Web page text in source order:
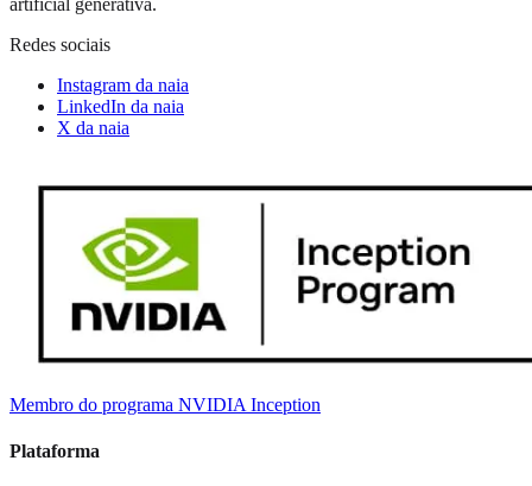
Redes sociais
Instagram da naia
LinkedIn da naia
X da naia
Membro do programa NVIDIA Inception
Plataforma